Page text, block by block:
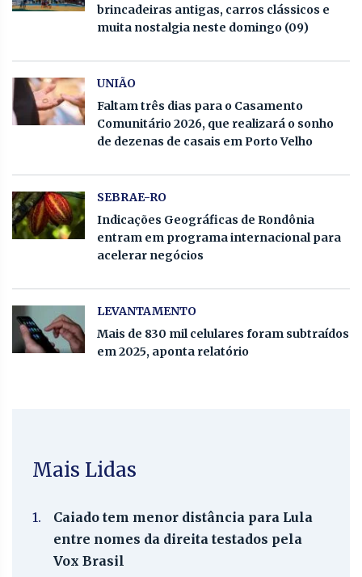
brincadeiras antigas, carros clássicos e
muita nostalgia neste domingo (09)
UNIÃO
Faltam três dias para o Casamento
Comunitário 2026, que realizará o sonho
de dezenas de casais em Porto Velho
SEBRAE-RO
Indicações Geográficas de Rondônia
entram em programa internacional para
acelerar negócios
LEVANTAMENTO
Mais de 830 mil celulares foram subtraídos
em 2025, aponta relatório
Mais Lidas
1.
Caiado tem menor distância para Lula
entre nomes da direita testados pela
Vox Brasil